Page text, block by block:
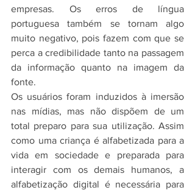
empresas. Os erros de língua
portuguesa também se tornam algo
muito negativo, pois fazem com que se
perca a credibilidade tanto na passagem
da informação quanto na imagem da
fonte.
Os usuários foram induzidos à imersão
nas mídias, mas não dispõem de um
total preparo para sua utilização. Assim
como uma criança é alfabetizada para a
vida em sociedade e preparada para
interagir com os demais humanos, a
alfabetização digital é necessária para